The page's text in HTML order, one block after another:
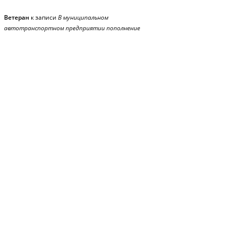
Ветеран к записи В муниципальном
автотранспортном предприятии пополнение